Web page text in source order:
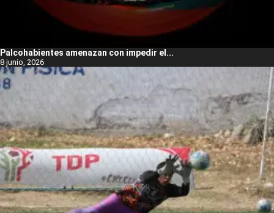
Palcohabientes amenazan con impedir el...
8 junio, 2026